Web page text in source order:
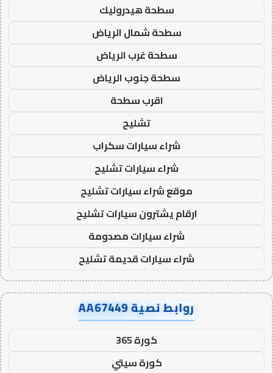
سطحة هيدروليك
سطحة شمال الرياض
سطحة غرب الرياض
سطحة جنوب الرياض
اقرب سطحة
تشليح
شراء سيارات سكراب
شراء سيارات تشليح
موقع شراء سيارات تشليح
ارقام يشترون سيارات تشليح
شراء سيارات مصدومة
شراء سيارات قديمة تشليح
روابط نصية AA67449
كورة 365
كورة سيتي